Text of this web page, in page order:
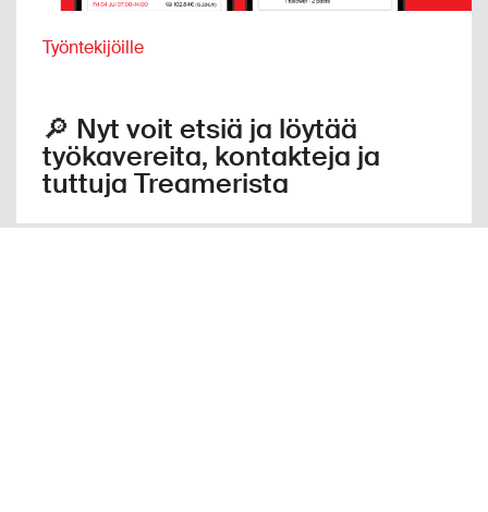
Työntekijöille
🔎 Nyt voit etsiä ja löytää
työkavereita, kontakteja ja
tuttuja Treamerista